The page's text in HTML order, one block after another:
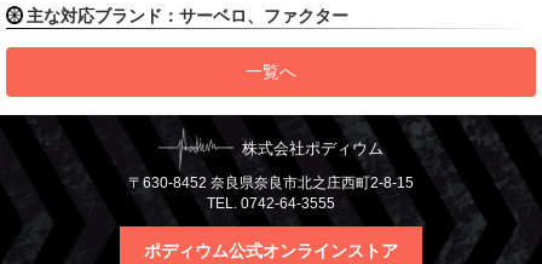
主な対応ブランド：サーベロ、ファクター
一覧へ
株式会社ポディウム
〒630-8452 奈良県奈良市北之庄西町2-8-15
TEL. 0742-64-3555
ポディウム公式オンラインストア